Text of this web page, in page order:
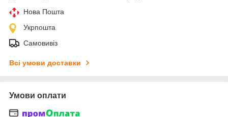
Нова Пошта
Укрпошта
Самовивіз
Всі умови доставки
Умови оплати